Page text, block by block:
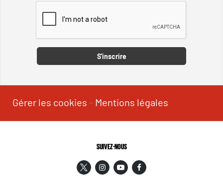
S'inscrire
Gérer les cookies - Mentions légales
SUIVEZ-NOUS